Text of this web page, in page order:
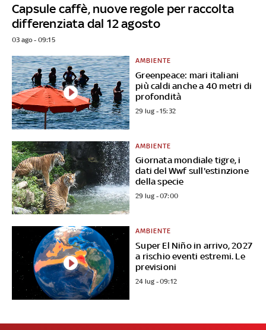
Capsule caffè, nuove regole per raccolta
differenziata dal 12 agosto
03 ago - 09:15
Greenpeace: mari italiani
più caldi anche a 40 metri di
profondità
AMBIENTE
29 lug - 15:32
Giornata mondiale tigre, i
dati del Wwf sull'estinzione
della specie
AMBIENTE
29 lug - 07:00
Super El Niño in arrivo, 2027
a rischio eventi estremi. Le
previsioni
AMBIENTE
24 lug - 09:12